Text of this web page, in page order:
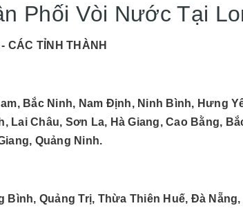
Phối Vòi Nước Tại
CÁC TỈNH THÀNH
Bắc Ninh, Nam Định, Ninh Bình, Hưng
Lai Châu, Sơn La, Hà Giang, Cao Bằng,
Quảng Ninh.
Bình, Quảng Trị, Thừa Thiên Huế, Đà